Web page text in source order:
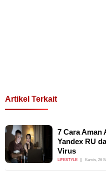
Artikel Terkait
7 Cara Aman
Yandex RU
Virus
LIFESTYLE Kamis, 26